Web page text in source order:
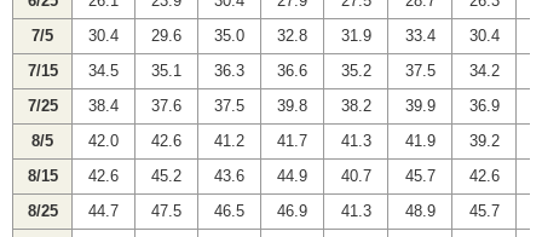
7/5 30.4 29.6 35.0 32.8 31.9 33.4 30.4
7/15 34.5 35.1 36.3 36.6 35.2 37.5 34.2
7/25 38.4 37.6 37.5 39.8 38.2 39.9 36.9
8/5 42.0 42.6 41.2 41.7 41.3 41.9 39.2
8/15 42.6 45.2 43.6 44.9 40.7 45.7 42.6
8/25 44.7 47.5 46.5 46.9 41.3 48.9 45.7